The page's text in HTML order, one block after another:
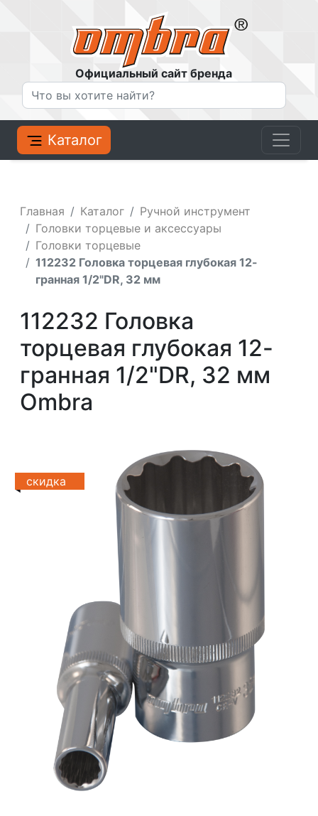
Официальный сайт бренда
Каталог
Главная Каталог
Ручной инструмент
Головки торцевые и аксессуары
Головки торцевые
112232 Головка торцевая глубокая 12-
гранная 1/2"DR, 32 мм
112232 Головка
торцевая глубокая 12-
гранная 1/2"DR, 32 мм
Ombra
скидка